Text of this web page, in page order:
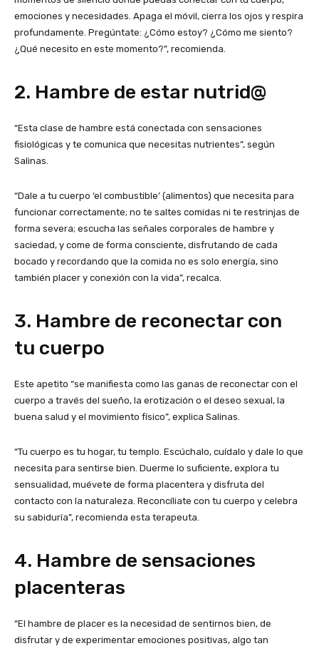
emociones y necesidades. Apaga el móvil, cierra los ojos y respira
profundamente. Pregúntate: ¿Cómo estoy? ¿Cómo me siento?
¿Qué necesito en este momento?”, recomienda.
2. Hambre de estar nutrid@
“Esta clase de hambre está conectada con sensaciones
fisiológicas y te comunica que necesitas nutrientes”, según
Salinas.
“Dale a tu cuerpo ‘el combustible’ (alimentos) que necesita para
funcionar correctamente; no te saltes comidas ni te restrinjas de
forma severa; escucha las señales corporales de hambre y
saciedad, y come de forma consciente, disfrutando de cada
bocado y recordando que la comida no es solo energía, sino
también placer y conexión con la vida”, recalca.
3. Hambre de reconectar con
tu cuerpo
Este apetito “se manifiesta como las ganas de reconectar con el
cuerpo a través del sueño, la erotización o el deseo sexual, la
buena salud y el movimiento físico”, explica Salinas.
“Tu cuerpo es tu hogar, tu templo. Escúchalo, cuídalo y dale lo que
necesita para sentirse bien. Duerme lo suficiente, explora tu
sensualidad, muévete de forma placentera y disfruta del
contacto con la naturaleza. Reconcíliate con tu cuerpo y celebra
su sabiduría”, recomienda esta terapeuta.
4. Hambre de sensaciones
placenteras
“El hambre de placer es la necesidad de sentirnos bien, de
disfrutar y de experimentar emociones positivas, algo tan